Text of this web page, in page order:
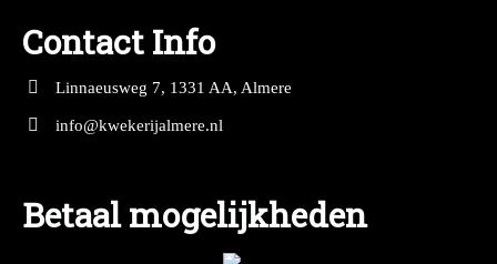
Contact Info
Linnaeusweg 7, 1331 AA, Almere
info@kwekerijalmere.nl
Betaal mogelijkheden